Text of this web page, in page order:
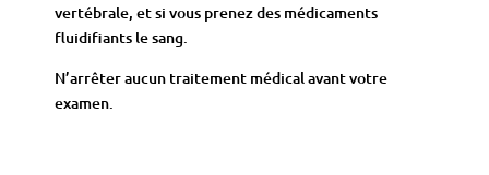
vertébrale, et si vous prenez des médicaments
fluidifiants le sang.
N’arrêter aucun traitement médical avant votre
examen.